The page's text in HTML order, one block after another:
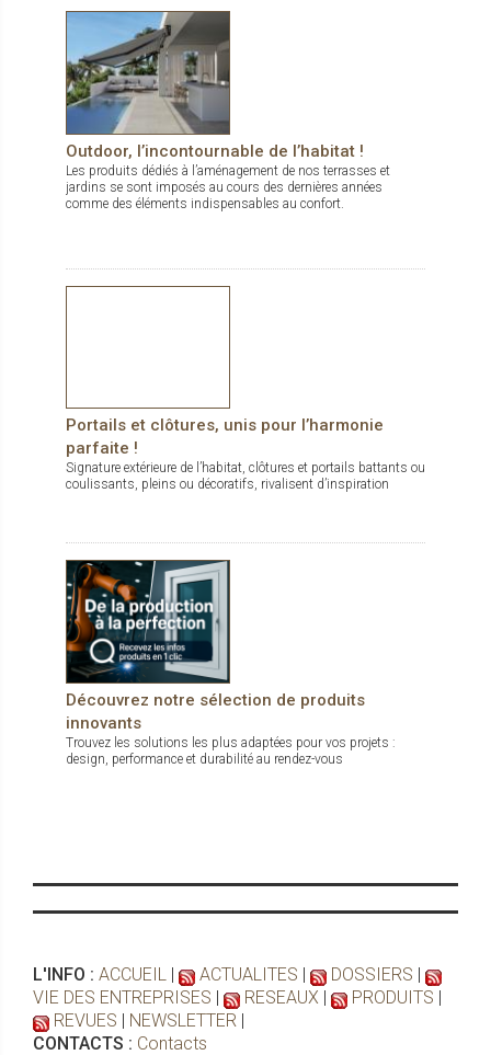
Outdoor, l’incontournable de l’habitat !
Les produits dédiés à l’aménagement de nos terrasses et
jardins se sont imposés au cours des dernières années
comme des éléments indispensables au confort.
Portails et clôtures, unis pour l’harmonie
parfaite !
Signature extérieure de l’habitat, clôtures et portails battants ou
coulissants, pleins ou décoratifs, rivalisent d’inspiration
Découvrez notre sélection de produits
innovants
Trouvez les solutions les plus adaptées pour vos projets :
design, performance et durabilité au rendez-vous
L'INFO : ACCUEIL | ACTUALITES | DOSSIERS |
VIE DES ENTREPRISES | RESEAUX | PRODUITS |
REVUES | NEWSLETTER |
CONTACTS : Contacts